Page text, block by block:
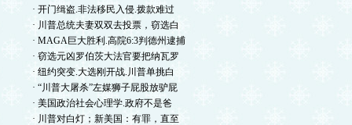
· 开门缉盗.非法移民入侵.拨款难过
· 川普总统夫妻双双去投票，窃选白
· MAGA巨大胜利.高院6:3判德州逮捕
· 窃选元凶罗伯茨大法官要把纳瓦罗
· 纽约突变.大选刚开战.川普单挑白
· “川普大屠杀”左媒狮子屁股放驴屁
· 美国政治社会心理学.政府不是爸
· 川普对白灯；新美国：有罪，直至